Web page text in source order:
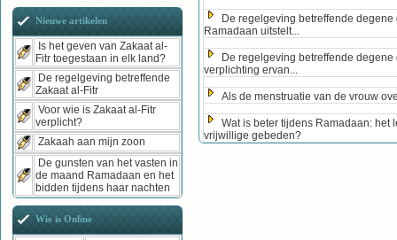
De regelgeving betreffende
Ramadaan uitstelt...
De regelgeving betreffende
verplichting ervan...
Als de menstruatie van de vrouw
Wat is beter tijdens Ramadaan: het
vrijwillige gebeden?
Nieuwe artikelen
Is het geven van Zakaat al-
Fitr toegestaan in elk land?
De regelgeving betreffende
Zakaat al-Fitr
Voor wie is Zakaat al-Fitr
verplicht?
Zakaah aan mijn zoon
De gunsten van het vasten in
de maand Ramadaan en het
bidden tijdens haar nachten
Wie is Online